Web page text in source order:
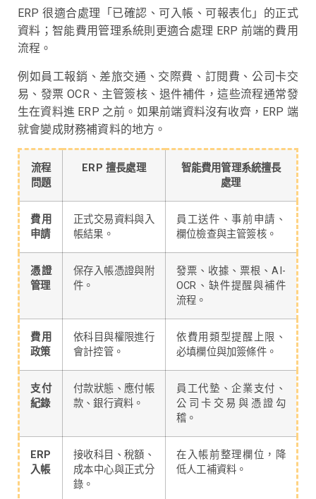
ERP 很適合處理「已確認、可入帳、可報表化」的正式
資料；智能費用管理系統則更適合處理 ERP 前端的費用
流程。
例如員工報銷、差旅交通、交際費、訂閱費、公司卡交
易、發票 OCR、主管簽核、退件補件，這些流程通常發
生在資料進 ERP 之前。如果前端資料沒有收齊，ERP 端
就會變成財務補資料的地方。
流程
問題
ERP 擅長處理
智能費用管理系統擅長
處理
費用
申請
正式交易資料與入
帳結果。
員工送件、事前申請、
欄位檢查與主管簽核。
憑證
管理
保存入帳憑證與附
件。
發票、收據、票根、AI-
OCR、缺件提醒與補件
流程。
費用
政策
依科目與權限進行
會計控管。
依費用類型提醒上限、
必填欄位與加簽條件。
支付
紀錄
付款狀態、應付帳
款、銀行資料。
員工代墊、企業支付、
公司卡交易與憑證勾
稽。
ERP
入帳
接收科目、稅額、
成本中心與正式分
錄。
在入帳前整理欄位，降
低人工補資料。